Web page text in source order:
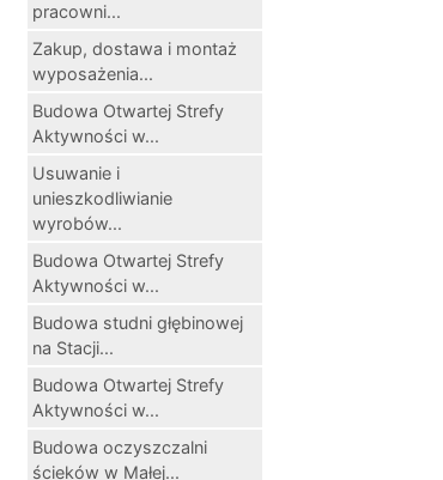
pracowni...
Zakup, dostawa i montaż
wyposażenia...
Budowa Otwartej Strefy
Aktywności w...
Usuwanie i
unieszkodliwianie
wyrobów...
Budowa Otwartej Strefy
Aktywności w...
Budowa studni głębinowej
na Stacji...
Budowa Otwartej Strefy
Aktywności w...
Budowa oczyszczalni
ścieków w Małej...